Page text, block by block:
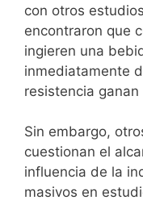
con otros
encontraron que
ingieren una
inmediatamente
resistencia
Sin embargo,
cuestionan el
influencia de la
masivos en